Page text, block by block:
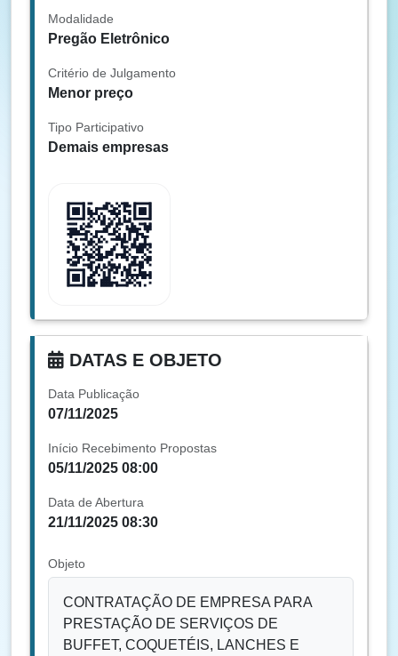
Modalidade
Pregão Eletrônico
Critério de Julgamento
Menor preço
Tipo Participativo
Demais empresas
DATAS E OBJETO
Data Publicação
07/11/2025
Início Recebimento Propostas
05/11/2025 08:00
Data de Abertura
21/11/2025 08:30
Objeto
CONTRATAÇÃO DE EMPRESA PARA
PRESTAÇÃO DE SERVIÇOS DE
BUFFET, COQUETÉIS, LANCHES E